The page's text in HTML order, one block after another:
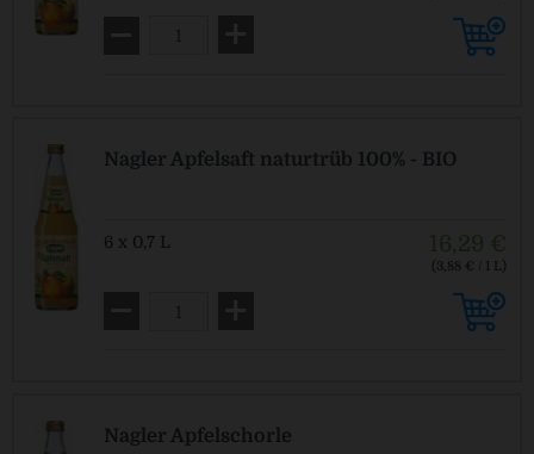
Nagler Apfelsaft naturtrüb 100% - BIO
6 x 0,7 L 16,29 €
(3,88 € / 1 L)
Nagler Apfelschorle